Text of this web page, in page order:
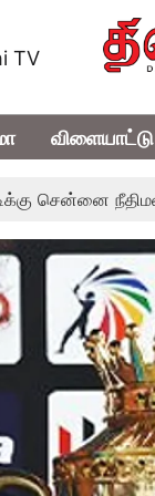
TV
விளையாட்டு
பிடிவாராண்ட்